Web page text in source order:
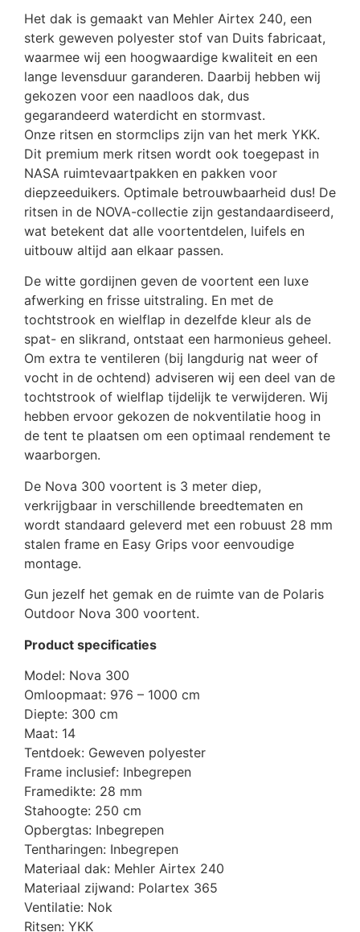
Het dak is gemaakt van Mehler Airtex 240, een
sterk geweven polyester stof van Duits fabricaat,
waarmee wij een hoogwaardige kwaliteit en een
lange levensduur garanderen. Daarbij hebben wij
gekozen voor een naadloos dak, dus
gegarandeerd waterdicht en stormvast.
Onze ritsen en stormclips zijn van het merk YKK.
Dit premium merk ritsen wordt ook toegepast in
NASA ruimtevaartpakken en pakken voor
diepzeeduikers. Optimale betrouwbaarheid dus! De
ritsen in de NOVA-collectie zijn gestandaardiseerd,
wat betekent dat alle voortentdelen, luifels en
uitbouw altijd aan elkaar passen.
De witte gordijnen geven de voortent een luxe
afwerking en frisse uitstraling. En met de
tochtstrook en wielflap in dezelfde kleur als de
spat- en slikrand, ontstaat een harmonieus geheel.
Om extra te ventileren (bij langdurig nat weer of
vocht in de ochtend) adviseren wij een deel van de
tochtstrook of wielflap tijdelijk te verwijderen. Wij
hebben ervoor gekozen de nokventilatie hoog in
de tent te plaatsen om een optimaal rendement te
waarborgen.
De Nova 300 voortent is 3 meter diep,
verkrijgbaar in verschillende breedtematen en
wordt standaard geleverd met een robuust 28 mm
stalen frame en Easy Grips voor eenvoudige
montage.
Gun jezelf het gemak en de ruimte van de Polaris
Outdoor Nova 300 voortent.
Product specificaties
Model: Nova 300
Omloopmaat: 976 – 1000 cm
Diepte: 300 cm
Maat: 14
Tentdoek: Geweven polyester
Frame inclusief: Inbegrepen
Framedikte: 28 mm
Stahoogte: 250 cm
Opbergtas: Inbegrepen
Tentharingen: Inbegrepen
Materiaal dak: Mehler Airtex 240
Materiaal zijwand: Polartex 365
Ventilatie: Nok
Ritsen: YKK